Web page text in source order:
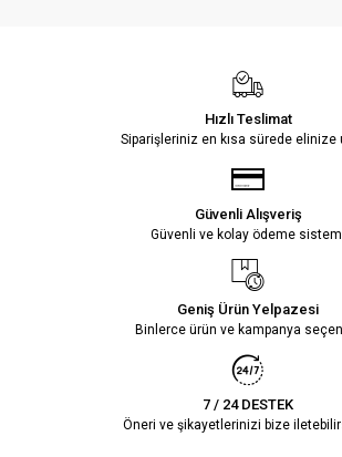
Hızlı Teslimat
Siparişleriniz en kısa sürede elinize
Güvenli Alışveriş
Güvenli ve kolay ödeme
Geniş Ürün Yelpazesi
Binlerce ürün ve kampanya
7 / 24 DESTEK
Öneri ve şikayetlerinizi bize